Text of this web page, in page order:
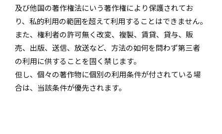
及び他国の著作権法にいう著作権により保護されてお
り、私的利用の範囲を超えて利用することはできません。
また、権利者の許可無く改変、複製、賃貸、貸与、販
売、出版、送信、放送など、方法の如何を問わず第三者
の利用に供することを固く禁じます。
但し、個々の著作物に個別の利用条件が付されている場
合は、当該条件が優先されます。